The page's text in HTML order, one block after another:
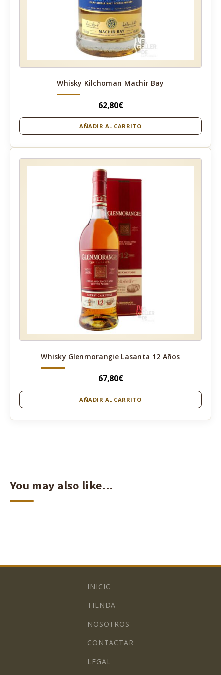
Whisky Kilchoman Machir Bay
62,80€
AÑADIR AL CARRITO
Whisky Glenmorangie Lasanta 12 Años
67,80€
AÑADIR AL CARRITO
You may also like…
INICIO
TIENDA
NOSOTROS
CONTACTAR
LEGAL